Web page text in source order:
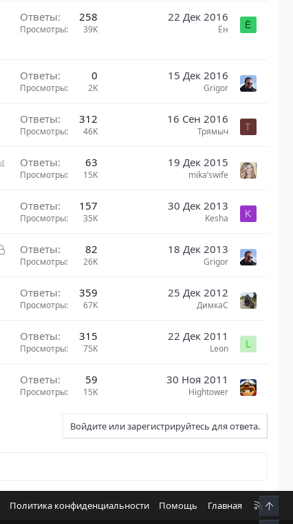
Ответы 258
Просмотры 39K
22 Дек 2016
Ён Ё
Ответы 0
Просмотры 2K
15 Дек 2016
Grigor
Ответы 312
Просмотры 46K
16 Сен 2016
Трямыч Т
Ответы 63
Просмотры 15K
19 Дек 2015
mika’swife
Ответы 157
Просмотры 35K
30 Дек 2013
Kesha K
З
Ответы 82
Просмотры 26K
18 Дек 2013
Grigor
Ответы 359
Просмотры 67K
25 Дек 2012
ДимкаС
Ответы 315
Просмотры 75K
22 Дек 2011
Leon L
Ответы 59
Просмотры 15K
30 Ноя 2011
Hightower
Войдите или зарегистрируйтесь для ответа.
Политика конфиденциальности Помощь Главная
R
S